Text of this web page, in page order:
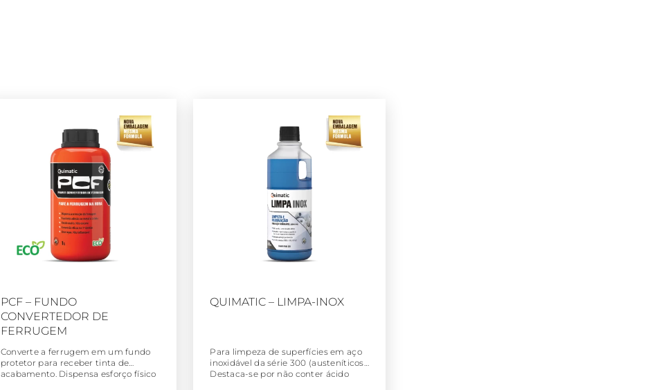
PCF – FUNDO
CONVERTEDOR DE
FERRUGEM
Converte a ferrugem em um fundo
protetor para receber tinta de
acabamento. Dispensa esforço físico
QUIMATIC – LIMPA-INOX
Para limpeza de superfícies em aço
inoxidável da série 300 (austeníticos).
Destaca-se por não conter ácido